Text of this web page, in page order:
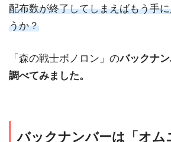
配布数が終了してしまえばもう手
うか？
「森の戦士ボノロン」のバックナ
調べてみました。
バックナンバーは「オム